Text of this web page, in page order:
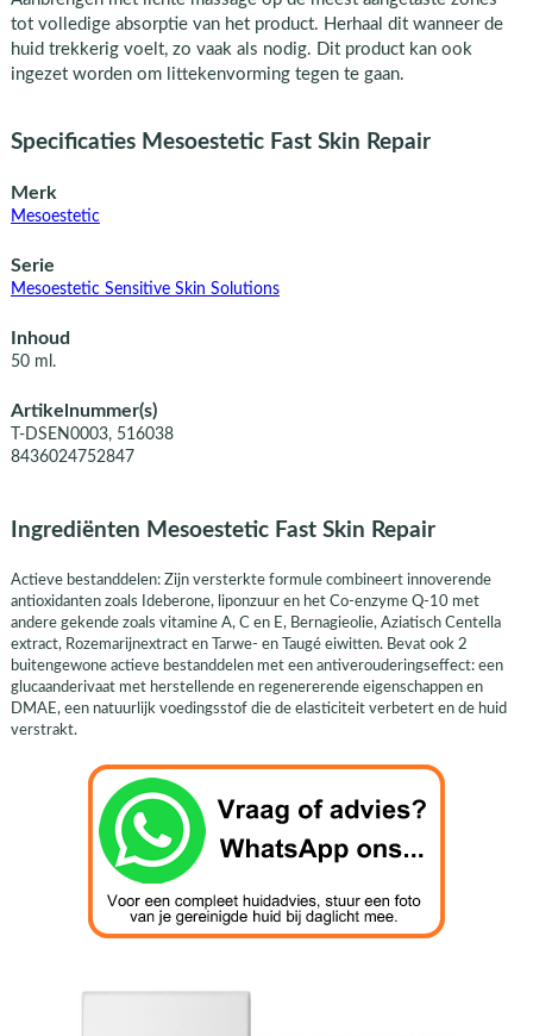
tot volledige absorptie van het product. Herhaal dit wanneer de
huid trekkerig voelt, zo vaak als nodig. Dit product kan ook
ingezet worden om littekenvorming tegen te gaan.
Specificaties Mesoestetic Fast Skin Repair
Merk
Mesoestetic
Serie
Mesoestetic Sensitive Skin Solutions
Inhoud
50 ml.
Artikelnummer(s)
T-DSEN0003, 516038
8436024752847
Ingrediënten Mesoestetic Fast Skin Repair
Actieve bestanddelen: Zijn versterkte formule combineert innoverende
antioxidanten zoals Ideberone, liponzuur en het Co-enzyme Q-10 met
andere gekende zoals vitamine A, C en E, Bernagieolie, Aziatisch Centella
extract, Rozemarijnextract en Tarwe- en Taugé eiwitten. Bevat ook 2
buitengewone actieve bestanddelen met een antiverouderingseffect: een
glucaanderivaat met herstellende en regenererende eigenschappen en
DMAE, een natuurlijk voedingsstof die de elasticiteit verbetert en de huid
verstrakt.